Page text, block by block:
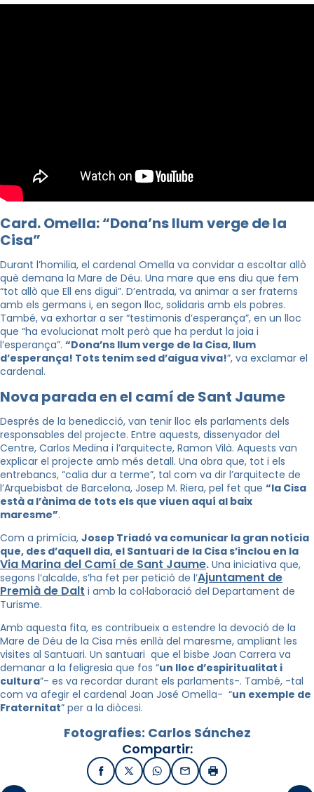
Card. Omella: “Dona’ns llum verge de la
Cisa”
Durant l’homilia, el cardenal Omella va convidar a escoltar allò
què demana la Mare de Déu. Una mare que ens diu que fem
“tot allò que Ell ens digui”. D’entrada, va animar a ser fraterns
amb els germans i, en segon lloc, solidaris amb els pobres.
També, va exhortar a ser “testimonis d’esperança”, en un lloc
que “ha evolucionat molt però que ha perdut la joia i
l’esperança”. “Dona’ns llum verge de la Cisa, llum
d’esperança! Tots tenim sed d’aigua viva!”, va exclamar el
cardenal.
Nova parada en el camí de Sant Jaume
Després de la benedicció, van tenir lloc els parlaments dels
responsables del projecte. Entre aquests, dissenyador del
Centre, Carlos Medina i l’arquitecte, Ramon Vilà. Aquests van
explicar el projecte amb més detall. Una obra que, tot i els
entrebancs, “calia dur a terme”, tal com va dir l’arquitecte de
l’Arquebisbat de Barcelona, Josep M. Riera, pel fet que “la Cisa
està a l’ànima de tots els que viuen aquí al baix
maresme”.
Com a primícia, Josep Triadó va comunicar la gran notícia
que, des d’aquell dia, el Santuari de la Cisa s’inclou en la
Via Marina del Camí de Sant Jaume. Una iniciativa que,
segons l’alcalde, s’ha fet per petició de l’Ajuntament de
Premià de Dalt i amb la col·laboració del Departament de
Turisme.
Amb aquesta fita, es contribueix a estendre la devoció de la
Mare de Déu de la Cisa més enllà del maresme, ampliant les
visites al Santuari. Un santuari que el bisbe Joan Carrera va
demanar a la feligresia que fos “un lloc d’espiritualitat i
cultura”- es va recordar durant els parlaments-. També, -tal
com va afegir el cardenal Joan José Omella- “un exemple de
Fraternitat” per a la diòcesi.
Fotografies: Carlos Sánchez
Compartir:
FacebookX / TwitterWhatsApp
EmailImprimir